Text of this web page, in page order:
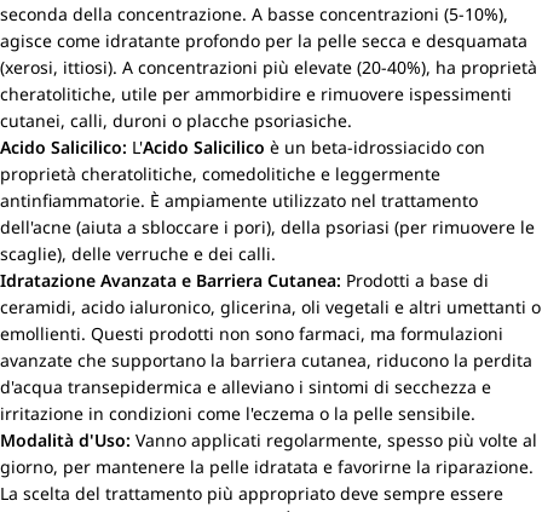
seconda della concentrazione. A basse concentrazioni (5-10%),
agisce come idratante profondo per la pelle secca e desquamata
(xerosi, ittiosi). A concentrazioni più elevate (20-40%), ha proprietà
cheratolitiche, utile per ammorbidire e rimuovere ispessimenti
cutanei, calli, duroni o placche psoriasiche.
Acido Salicilico: L'Acido Salicilico è un beta-idrossiacido con
proprietà cheratolitiche, comedolitiche e leggermente
antinfiammatorie. È ampiamente utilizzato nel trattamento
dell'acne (aiuta a sbloccare i pori), della psoriasi (per rimuovere le
scaglie), delle verruche e dei calli.
Idratazione Avanzata e Barriera Cutanea: Prodotti a base di
ceramidi, acido ialuronico, glicerina, oli vegetali e altri umettanti o
emollienti. Questi prodotti non sono farmaci, ma formulazioni
avanzate che supportano la barriera cutanea, riducono la perdita
d'acqua transepidermica e alleviano i sintomi di secchezza e
irritazione in condizioni come l'eczema o la pelle sensibile.
Modalità d'Uso: Vanno applicati regolarmente, spesso più volte al
giorno, per mantenere la pelle idratata e favorirne la riparazione.
La scelta del trattamento più appropriato deve sempre essere